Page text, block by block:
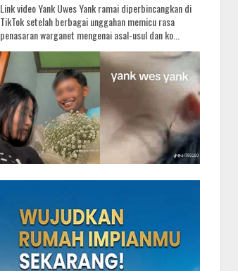
Link video Yank Uwes Yank ramai diperbincangkan di
TikTok setelah berbagai unggahan memicu rasa
penasaran warganet mengenai asal-usul dan ko...